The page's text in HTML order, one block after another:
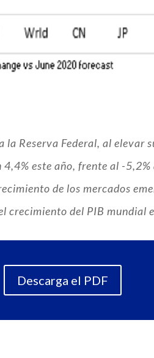
la Reserva Federal, al elevar
este año, frente al -
de los mercados
crecimiento del PIB mundial
Descarga el PDF